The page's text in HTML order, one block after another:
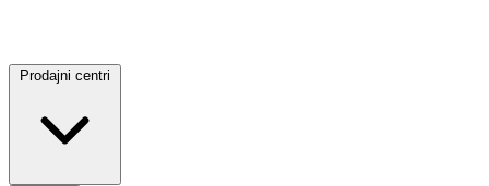
Prodajni centri